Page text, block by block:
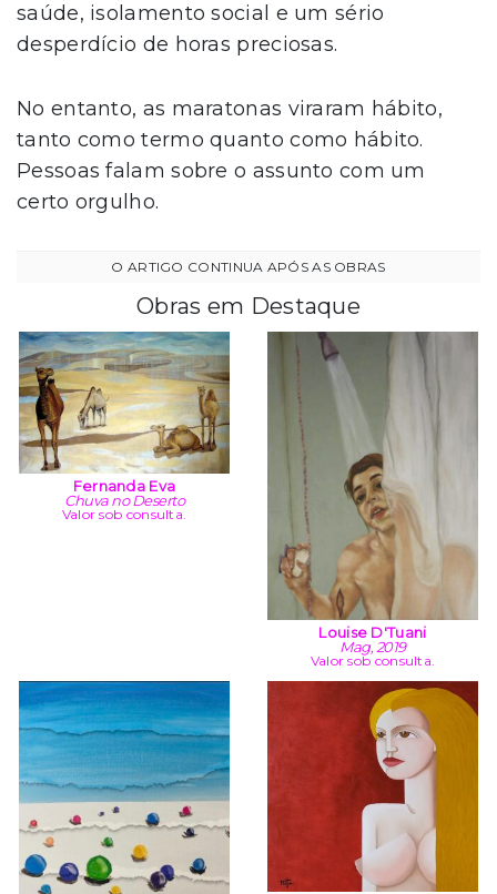
saúde, isolamento social e um sério
desperdício de horas preciosas.
No entanto, as maratonas viraram hábito,
tanto como termo quanto como hábito.
Pessoas falam sobre o assunto com um
certo orgulho.
Obras em Destaque
Fernanda Eva
Chuva no Deserto
Valor sob consulta.
Louise D'Tuani
Mag, 2019
Valor sob consulta.